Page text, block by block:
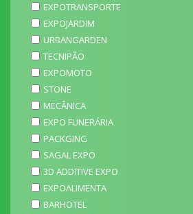
EXPOTRANSPORTE
EXPOJARDIM
URBANGARDEN
TECNIPÃO
EXPOMOTO
STONE
MECÂNICA
EXPO FUNERÁRIA
PACKGING
SAGAL EXPO
3D ADDITIVE EXPO
EXPOALIMENTA
BARHOTEL